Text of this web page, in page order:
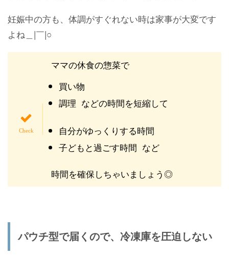
妊娠中の方も、体調がすぐれない時は家事が大変です
よね＿|￣|○
ママの休食の惣菜で
買い物
調理 などの時間を短縮して
自分がゆっくりする時間
子どもと過ごす時間 など
時間を確保しちゃいましょう◎
パウチ型で届くので、冷凍庫を圧迫しない